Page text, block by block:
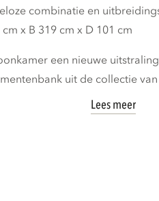
combinatie en
cm x B 319 cm x D 101 cm
een nieuwe
uit de collectie van
Lees meer